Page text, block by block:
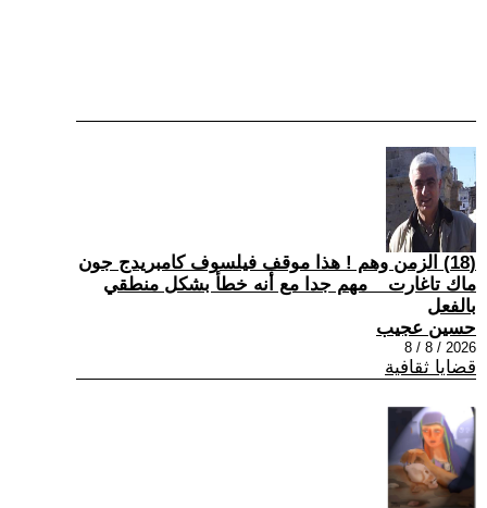
(18) الزمن وهم ! هذا موقف فيلسوف كامبريدج جون
ماك تاغارت _ مهم جدا مع أنه خطأ بشكل منطقي
بالفعل
حسين عجيب
2026 / 8 / 8
قضايا ثقافية